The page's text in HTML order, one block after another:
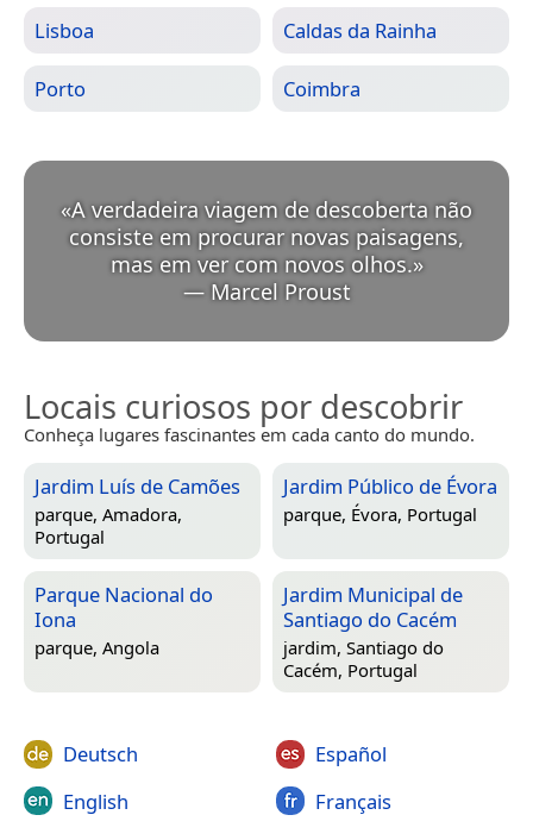
Lisboa Caldas da Rainha
Porto Coimbra
«A verdadeira viagem de descoberta não
consiste em procurar novas paisagens,
mas em ver com novos olhos. »
— Marcel Proust
Locais curiosos por descobrir
Conheça lugares fascinantes em cada canto do mundo.
Jardim Luís de Camões
parque, Amadora,
Portugal
Jardim Público de Évora
parque, Évora, Portugal
Parque Nacional do
Iona
parque, Angola
Jardim Municipal de
Santiago do Cacém
jardim, Santiago do
Cacém, Portugal
Deutsch
English
Español
Français